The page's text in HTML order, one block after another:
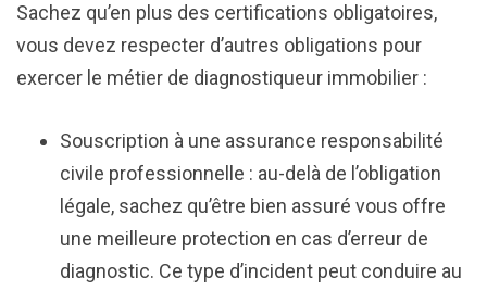
Sachez qu’en plus des certifications obligatoires,
vous devez respecter d’autres obligations pour
exercer le métier de diagnostiqueur immobilier :
Souscription à une assurance responsabilité
civile professionnelle : au-delà de l’obligation
légale, sachez qu’être bien assuré vous offre
une meilleure protection en cas d’erreur de
diagnostic. Ce type d’incident peut conduire au